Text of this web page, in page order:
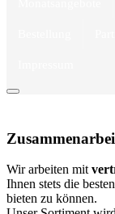
Wir arbeiten mit
Ihnen stets die
bieten zu können.